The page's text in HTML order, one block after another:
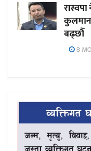
कुलमान
बढ्छौँ
8